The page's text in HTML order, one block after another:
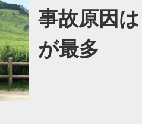
事故原因
が最多